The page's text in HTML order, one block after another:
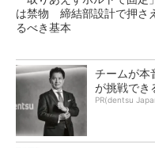
は禁物 締結部設計で押さ
るべき基本
チームが本
が挑戦でき
PR(dentsu